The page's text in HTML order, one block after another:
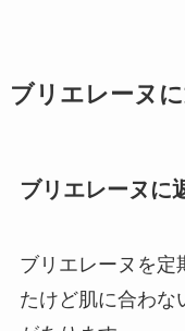
ブリエレーヌ
ブリエレーヌに
ブリエレーヌを定
たけど肌に合わな